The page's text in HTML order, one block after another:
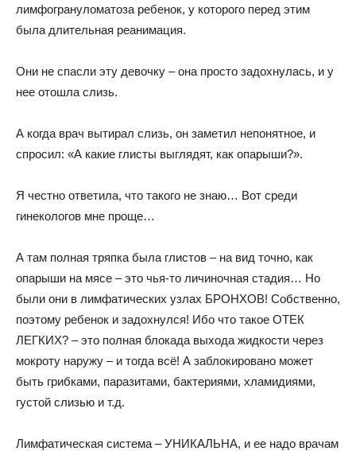
лимфогрануломатоза ребенок, у которого перед этим
была длительная реанимация.
Они не спасли эту девочку – она просто задохнулась, и у
нее отошла слизь.
А когда врач вытирал слизь, он заметил непонятное, и
спросил: «А какие глисты выглядят, как опарыши?».
Я честно ответила, что такого не знаю… Вот среди
гинекологов мне проще…
А там полная тряпка была глистов – на вид точно, как
опарыши на мясе – это чья-то личиночная стадия… Но
были они в лимфатических узлах БРОНХОВ! Собственно,
поэтому ребенок и задохнулся! Ибо что такое ОТЕК
ЛЕГКИХ? – это полная блокада выхода жидкости через
мокроту наружу – и тогда всё! А заблокировано может
быть грибками, паразитами, бактериями, хламидиями,
густой слизью и т.д.
Лимфатическая система – УНИКАЛЬНА, и ее надо врачам